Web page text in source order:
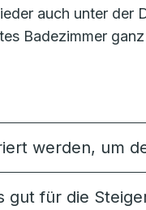
auch unter der
Badezimmer
werden, um
für die